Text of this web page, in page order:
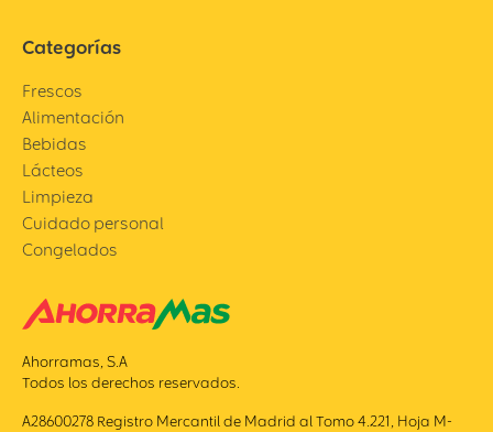
Categorías
Frescos
Alimentación
Bebidas
Lácteos
Limpieza
Cuidado personal
Congelados
Ahorramas, S.A
Todos los derechos reservados.
A28600278 Registro Mercantil de Madrid al Tomo 4.221, Hoja M-